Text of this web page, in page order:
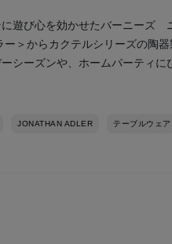
遊び心を効かせたバーニーズ
ー＞からカクテルシリーズの陶器
ーシーズンや、ホームパーティ
JONATHAN ADLER テーブルウェア